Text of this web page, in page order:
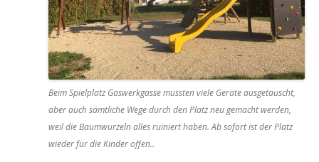
Beim Spielplatz Gaswerkgasse mussten viele Geräte ausgetauscht,
aber auch sämtliche Wege durch den Platz neu gemacht werden,
weil die Baumwurzeln alles ruiniert haben. Ab sofort ist der Platz
wieder für die Kinder offen..